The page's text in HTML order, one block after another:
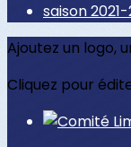
saison
Ajoutez un logo,
Cliquez pour